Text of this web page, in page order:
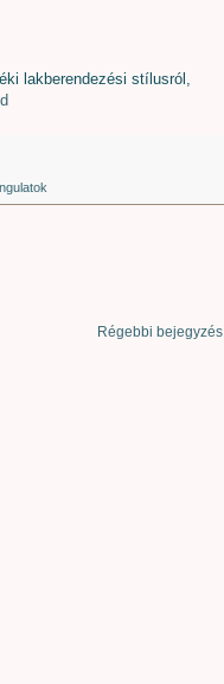
lakberendezési stílusról,
Régebbi bejegyzés